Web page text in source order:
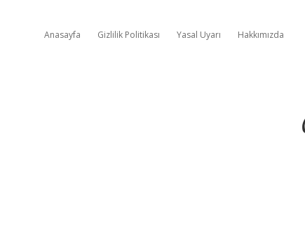
Anasayfa Gizlilik Politikası Yasal Uyarı Hakkımızda